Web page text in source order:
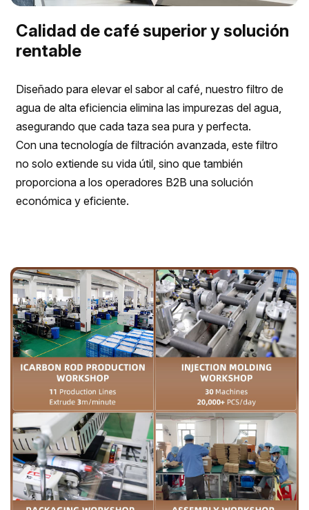
Calidad de café superior y solución
rentable
Diseñado para elevar el sabor al café, nuestro filtro de
agua de alta eficiencia elimina las impurezas del agua,
asegurando que cada taza sea pura y perfecta.
Con una tecnología de filtración avanzada, este filtro
no solo extiende su vida útil, sino que también
proporciona a los operadores B2B una solución
económica y eficiente.